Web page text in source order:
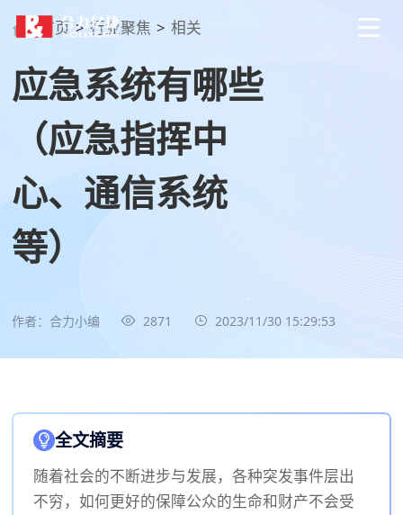
首页 > 行业聚焦 > 相关
应急系统有哪些
（应急指挥中
心、通信系统
等）
作者：合力小编 2871 2023/11/30 15:29:53
全文摘要
随着社会的不断进步与发展，各种突发事件层出
不穷，如何更好的保障公众的生命和财产不会受